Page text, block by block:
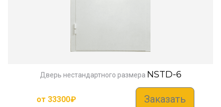
Дверь нестандартного размера NSTD-6
от 33300₽ Заказать